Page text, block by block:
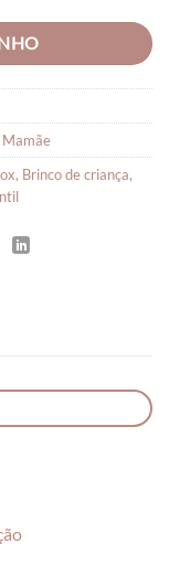
Mamãe
, Brinco de criança,